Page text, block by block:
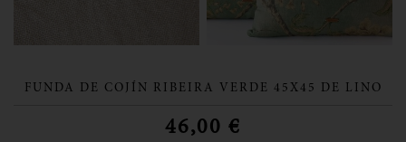
FUNDA DE COJÍN RIBEIRA VERDE 45X45 DE LINO
46,00 €